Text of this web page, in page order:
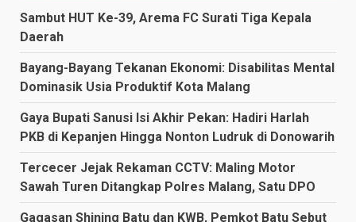
Sambut HUT Ke-39, Arema FC Surati Tiga Kepala
Daerah
Bayang-Bayang Tekanan Ekonomi: Disabilitas Mental
Dominasik Usia Produktif Kota Malang
Gaya Bupati Sanusi Isi Akhir Pekan: Hadiri Harlah
PKB di Kepanjen Hingga Nonton Ludruk di Donowarih
Tercecer Jejak Rekaman CCTV: Maling Motor
Sawah Turen Ditangkap Polres Malang, Satu DPO
Gagasan Shining Batu dan KWB, Pemkot Batu Sebut